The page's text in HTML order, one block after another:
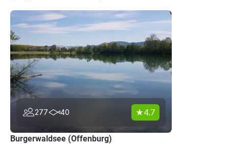
277 40 4.7
Burgerwaldsee (Offenburg)